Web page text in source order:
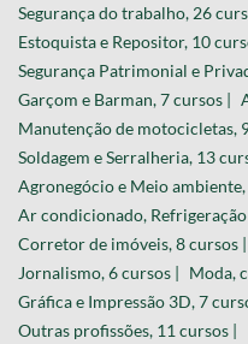
Segurança do trabalho, 26
Estoquista e Repositor, 10
Segurança Patrimonial e
Garçom e Barman, 7 cursos |
Manutenção de motocicletas, 9
Soldagem e Serralheria, 13
Agronegócio e Meio ambiente,
Ar condicionado, Refrigeração
Corretor de imóveis, 8 cursos |
Jornalismo, 6 cursos |
Moda,
Gráfica e Impressão 3D, 7
Outras profissões, 11 cursos |